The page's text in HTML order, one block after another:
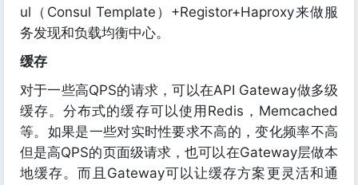
ul（Consul Template）+Registor+Haproxy来做服
务发现和负载均衡中心。
缓存
对于一些高QPS的请求，可以在API Gateway做多级
缓存。分布式的缓存可以使用Redis，Memcached
等。如果是一些对实时性要求不高的，变化频率不高
但是高QPS的页面级请求，也可以在Gateway层做本
地缓存。而且Gateway可以让缓存方案更灵活和通